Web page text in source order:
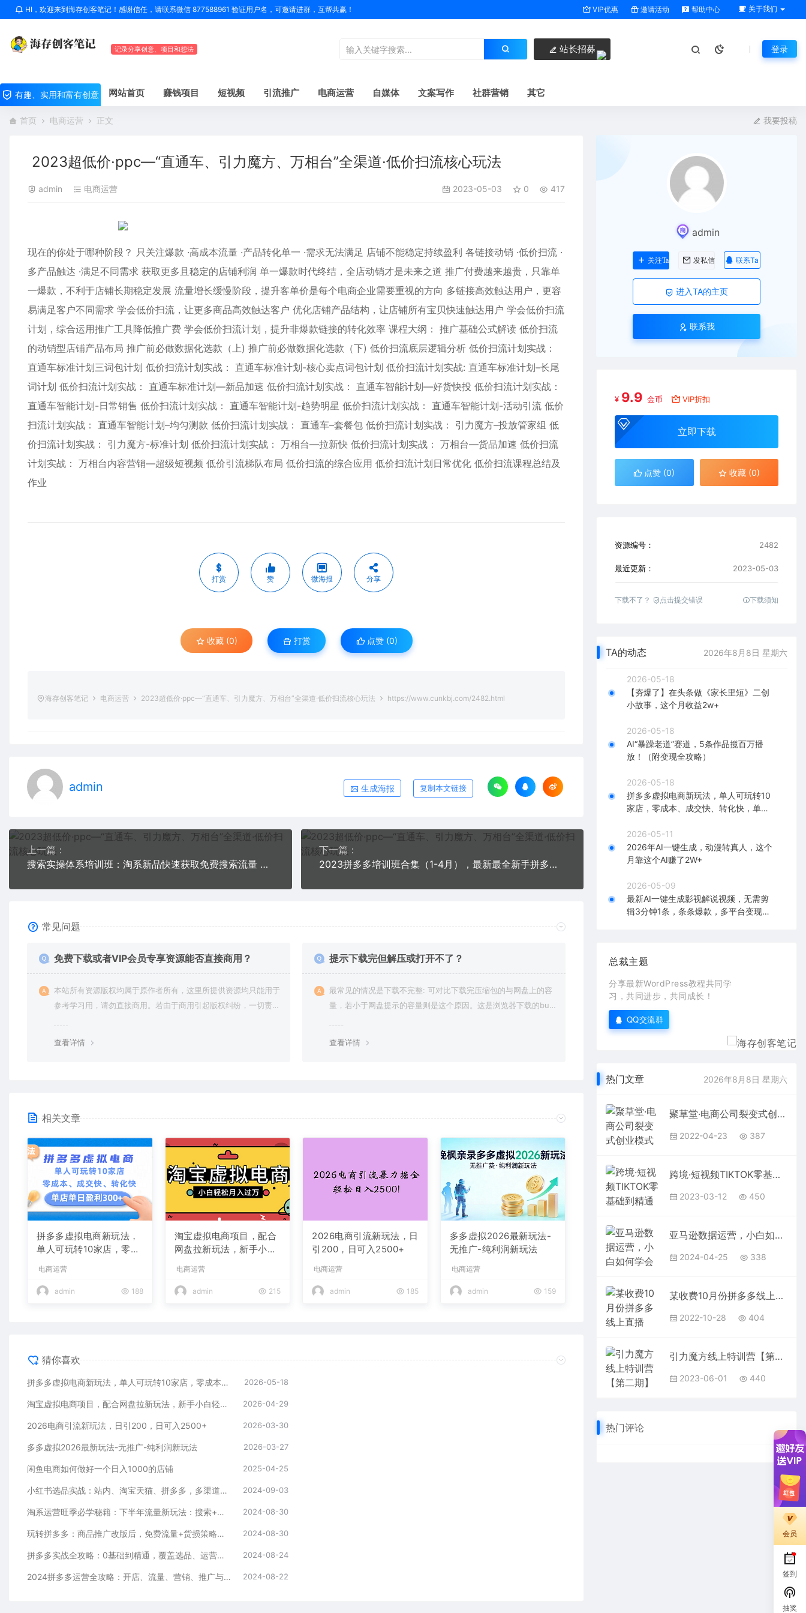
HI，欢迎来到海存创客笔记！感谢信任，请联系微信 877588961 验证用户名，可邀请进群，互帮共赢！ VIP优惠 邀请活动 帮助中心 关于我们
记录分享创意、项目和想法 站长招募 登录
有趣、实用和富有创意 网站首页 赚钱项目 短视频 引流推广 电商运营 自媒体 文案写作 社群营销 其它
首页 电商运营 正文 我要投稿
2023超低价·ppc—“直通车、引力魔方、万相台”全渠道·低价扫流核心玩法
admin 电商运营 2023-05-03 0 417
现在的你处于哪种阶段？ 只关注爆款 ·高成本流量 ·产品转化单一 ·需求无法满足 店铺不能稳定持续盈利 各链接动销 ·低价扫流 ·
多产品触达 ·满足不同需求 获取更多且稳定的店铺利润 单一爆款时代终结，全店动销才是未来之道 推广付费越来越贵，只靠单
一爆款，不利于店铺长期稳定发展 流量增长缓慢阶段，提升客单价是每个电商企业需要重视的方向 多链接高效触达用户，更容
易满足客户不同需求 学会低价扫流，让更多商品高效触达客户 优化店铺产品结构，让店铺所有宝贝快速触达用户 学会低价扫流
计划，综合运用推广工具降低推广费 学会低价扫流计划，提升非爆款链接的转化效率 课程大纲： 推广基础公式解读 低价扫流
的动销型店铺产品布局 推广前必做数据化选款（上) 推广前必做数据化选款（下) 低价扫流底层逻辑分析 低价扫流计划实战：
直通车标准计划三词包计划 低价扫流计划实战： 直通车标准计划-核心卖点词包计划 低价扫流计划实战: 直通车标准计划–长尾
词计划 低价扫流计划实战： 直通车标准计划—新品加速 低价扫流计划实战： 直通车智能计划—好货快投 低价扫流计划实战：
直通车智能计划-日常销售 低价扫流计划实战： 直通车智能计划-趋势明星 低价扫流计划实战： 直通车智能计划-活动引流 低价
扫流计划实战： 直通车智能计划–均匀测款 低价扫流计划实战： 直通车–套餐包 低价扫流计划实战： 引力魔方–投放管家组 低
价扫流计划实战： 引力魔方-标准计划 低价扫流计划实战： 万相台—拉新快 低价扫流计划实战： 万相台—货品加速 低价扫流
计划实战： 万相台内容营销—超级短视频 低价引流梯队布局 低价扫流的综合应用 低价扫流计划日常优化 低价扫流课程总结及
作业
打赏 赞 微海报 分享
收藏 (0) 打赏 点赞 (0)
海存创客笔记 电商运营 2023超低价·ppc—“直通车、引力魔方、万相台”全渠道·低价扫流核心玩法 https://www.cunkbj.com/2482.html
admin 生成海报 复制本文链接
上一篇：
搜索实操体系培训班：淘系新品快速获取免费搜索流量 开一家赚钱的淘宝店铺
下一篇：
2023拼多多培训班合集（1-4月），最新最全新手拼多多上手课程!
常见问题
免费下载或者VIP会员专享资源能否直接商用？
本站所有资源版权均属于原作者所有，这里所提供资源均只能用于
参考学习用，请勿直接商用。若由于商用引起版权纠纷，一切责任
查看详情
提示下载完但解压或打开不了？
最常见的情况是下载不完整: 可对比下载完压缩包的与网盘上的容
量，若小于网盘提示的容量则是这个原因。这是浏览器下载的bu
查看详情
相关文章
拼多多虚拟电商新玩法，
单人可玩转10家店，零成
店单日可盈利300+
电商运营
admin 188
淘宝虚拟电商项目，配合
网盘拉新玩法，新手小白
1980的项目！
电商运营
admin 215
2026电商引流新玩法，日
引200，日可入2500+
电商运营
admin 185
多多虚拟2026最新玩法-
无推广-纯利润新玩法
电商运营
admin 159
猜你喜欢
拼多多虚拟电商新玩法，单人可玩转10家店，零成本、成交快、转化快，单店单日可盈利300+ 2026-05-18
淘宝虚拟电商项目，配合网盘拉新玩法，新手小白轻松月入过万，外面收费1980的项目！ 2026-04-29
2026电商引流新玩法，日引200，日可入2500+ 2026-03-30
多多虚拟2026最新玩法-无推广-纯利润新玩法 2026-03-27
闲鱼电商如何做好一个日入1000的店铺 2025-04-25
小红书选品实战：站内、淘宝天猫、拼多多，多渠道选品策略 2024-09-03
淘系运营旺季必学秘籍：下半年流量新玩法：搜索+推荐全域收割（无水印） 2024-08-30
玩转拼多多：商品推广改版后，免费流量+货损策略打造爆款新法（无水印） 2024-08-30
拼多多实战全攻略：0基础到精通，覆盖选品、运营、推广、起款 2024-08-24
2024拼多多运营全攻略：开店、流量、营销、推广与商品发布技巧（无水印） 2024-08-22
admin
关注Ta 发私信 联系Ta
进入TA的主页
联系我
¥ 9.9 金币 VIP折扣
立即下载
点赞 (0) 收藏 (0)
资源编号： 2482
最近更新： 2023-05-03
下载不了？ 点击提交错误 下载须知
TA的动态 2026年8月8日 星期六
2026-05-18
【夯爆了】在头条做《家长里短》二创
小故事，这个月收益2w+
2026-05-18
AI“暴躁老道”赛道，5条作品揽百万播
放！（附变现全攻略）
2026-05-18
拼多多虚拟电商新玩法，单人可玩转10
家店，零成本、成交快、转化快，单店
2026-05-11
2026年AI一键生成，动漫转真人，这个
月靠这个AI赚了2W+
2026-05-09
最新AI一键生成影视解说视频，无需剪
辑3分钟1条，条条爆款，多平台变现日
总裁主题
分享最新WordPress教程共同学
习，共同进步，共同成长！
QQ交流群
热门文章 2026年8月8日 星期六
聚草堂·电商公司裂变式创业模式实践，电商卖家的人力资源管理分享
2022-04-23 387
跨境·短视频TIKTOK零基础到精通变现训练营 短视频·独立站·带货变现技巧
2023-03-12 450
亚马逊数据运营，小白如何学会用数据指导运营（10节课+资料数据）
2024-04-25 338
某收费10月份拼多多线上直播课： 控制成本、规则了解、系统运营。实时玩法
2022-10-28 404
引力魔方线上特训营【第二期】五月新课，7天打通你开引力魔方的任督二脉
2023-06-01 440
热门评论
会员
签到
抽奖